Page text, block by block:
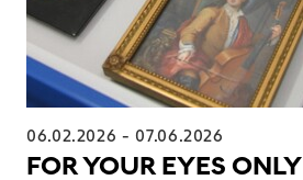
06.02.2026 -07.06.2026
FOR YOUR EYES ONLY